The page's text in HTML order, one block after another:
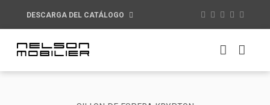
DESCARGA DEL CATÁLOGO